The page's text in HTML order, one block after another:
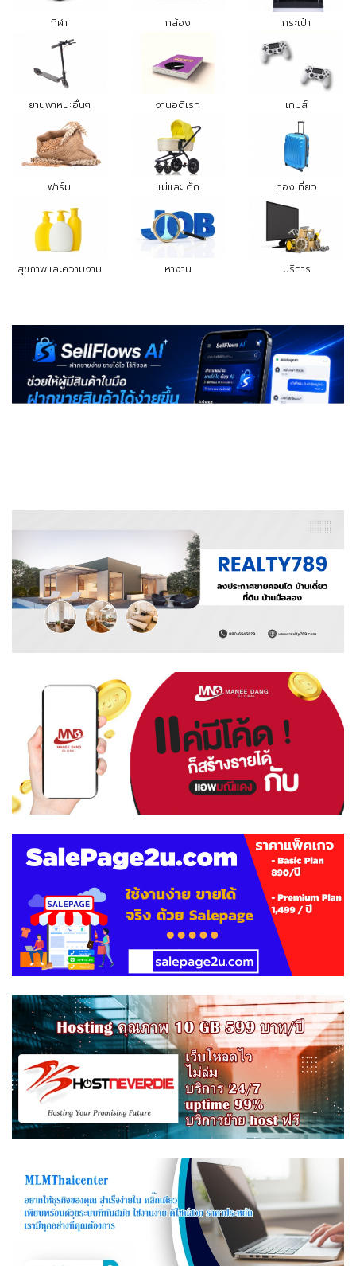
กีฬา กล้อง กระเป๋า
ยานพาหนะอื่นๆ งานอดิเรก เกมส์
ฟาร์ม แม่และเด็ก ท่องเที่ยว
สุขภาพและความงาม หางาน บริการ